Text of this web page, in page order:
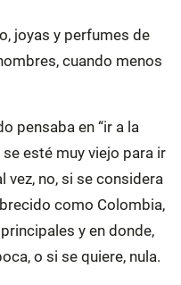
joyas y perfumes de
cuando menos
pensaba en “ir a la
esté muy viejo para ir
vez, no, si se considera
como Colombia,
y en donde,
o si se quiere, nula.